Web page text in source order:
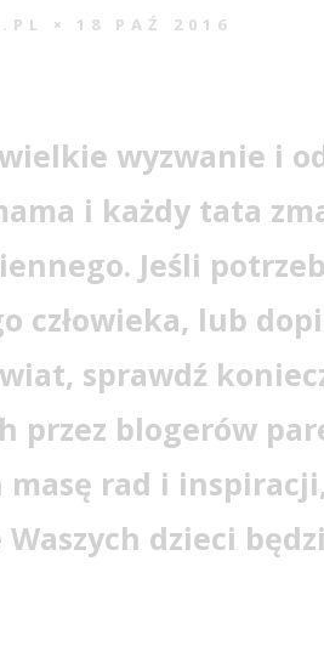
18 PAŹ 2016
wyzwanie i
i każdy tata
Jeśli
człowieka, lub
sprawdź
przez blogerów
masę rad i
Waszych dzieci